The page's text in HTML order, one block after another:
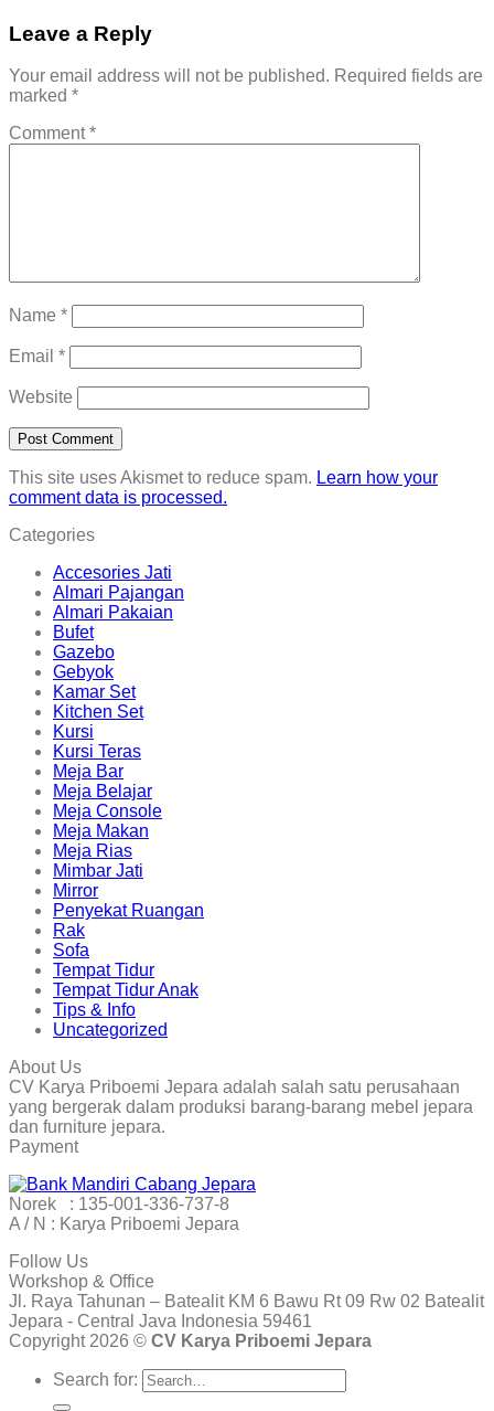
Leave a Reply
Your email address will not be published. Required fields are
marked *
Comment*
Name *
Email *
Website
This site uses Akismet to reduce spam. Learn how your
comment data is processed.
Categories
Accesories Jati
Almari Pajangan
Almari Pakaian
Bufet
Gazebo
Gebyok
Kamar Set
Kitchen Set
Kursi
Kursi Teras
Meja Bar
Meja Belajar
Meja Console
Meja Makan
Meja Rias
Mimbar Jati
Mirror
Penyekat Ruangan
Rak
Sofa
Tempat Tidur
Tempat Tidur Anak
Tips & Info
Uncategorized
About Us
CV Karya Priboemi Jepara adalah salah satu perusahaan
yang bergerak dalam produksi barang-barang mebel jepara
dan furniture jepara.
Payment
Norek : 135-001-336-737-8
A / N : Karya Priboemi Jepara
Follow Us
Workshop & Office
Jl. Raya Tahunan – Batealit KM 6 Bawu Rt 09 Rw 02 Batealit
Jepara - Central Java Indonesia 59461
Copyright 2026 © CV Karya Priboemi Jepara
Search for: